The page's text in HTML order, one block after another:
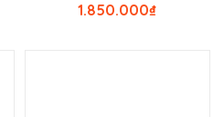
₫
1.850.000